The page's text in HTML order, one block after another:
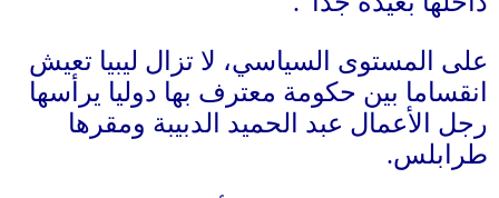
على المستوى السياسي، لا تزال ليبيا تعيش
انقساما بين حكومة معترف بها دوليا يرأسها
رجل الأعمال عبد الحميد الدبيبة ومقرها
طرابلس.